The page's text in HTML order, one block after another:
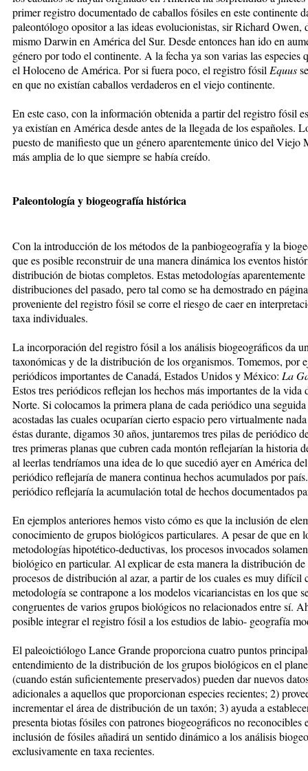
primer registro documentado de caballos fósiles en este continente
paleontólogo opositor a las ideas evolucionistas, sir Richard Owen,
mismo Darwin en América del Sur. Desde entonces han ido en
género por todo el continente. A la fecha ya son varias las especies
el Holoceno de América. Por si fuera poco, el registro fósil Equus
en que no existían caballos verdaderos en el viejo continente.
En este caso, con la información obtenida a partir del registro fósil
ya existían en América desde antes de la llegada de los españoles.
puesto de manifiesto que un género aparentemente único del
más amplia de lo que siempre se había creído.
Paleontología y biogeografía histórica
Con la introducción de los métodos de la panbiogeografía y la
que es posible reconstruir de una manera dinámica los eventos
distribución de biotas completos. Estas metodologías
distribuciones del pasado, pero tal como se ha demostrado en
proveniente del registro fósil se corre el riesgo de caer en
taxa individuales.
La incorporación del registro fósil a los análisis biogeográficos da
taxonómicas y de la distribución de los organismos. Tomemos, por
periódicos importantes de Canadá, Estados Unidos y México: La
Estos tres periódicos reflejan los hechos más importantes de la
Norte. Si colocamos la primera plana de cada periódico una
acostadas las cuales ocuparían cierto espacio pero virtualmente
éstas durante, digamos 30 años, juntaremos tres pilas de periódico
tres primeras planas que cubren cada montón reflejarían la historia
al leerlas tendríamos una idea de lo que sucedió ayer en América
periódico reflejaría de manera continua hechos acumulados por
periódico reflejaría la acumulación total de hechos documentados
En ejemplos anteriores hemos visto cómo es que la inclusión de
cono­ci­mien­to de grupos biológicos particulares. A pesar de que en
metodologías hipotético-deductivas, los procesos invocados
biológico en particular. Al explicar de esta manera la distribución
procesos de distribución al azar, a partir de los cuales es muy difícil
metodología se contrapone a los modelos vicariancistas en los que
congruentes de varios grupos biológicos no relacionados entre sí.
posible integrar el registro fósil a los estudios de labio- geografía
El paleoictiólogo Lance Grande proporciona cuatro puntos
entendimiento de la distribución de los grupos biológicos en el
(cuando están suficientemente preservados) pueden dar nuevos
adicionales a aquellos que proporcionan especies recientes; 2)
incrementar el área de distribución de un taxón; 3) ayuda a
presenta biotas fósiles con patrones biogeográficos no
inclusión de fósiles añadirá un sentido dinámico a los análisis
exclusivamente en taxa recientes.